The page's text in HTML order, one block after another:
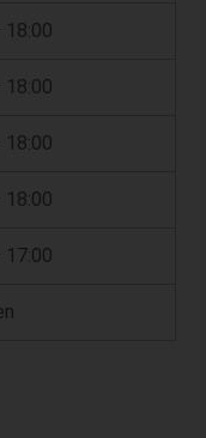
18:00
18:00
18:00
18:00
17:00